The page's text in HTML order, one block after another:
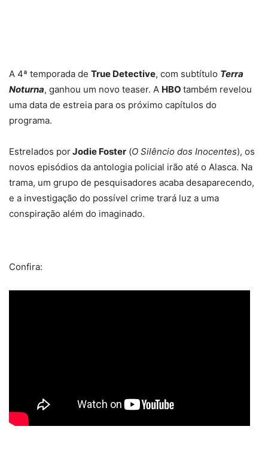
A 4ª temporada de True Detective, com subtítulo Terra
Noturna, ganhou um novo teaser. A HBO também revelou
uma data de estreia para os próximo capítulos do
programa.
Estrelados porJodie Foster (O Silêncio dos Inocentes), os
novos episódios da antologia policial irão até o Alasca. Na
trama, um grupo de pesquisadores acaba desaparecendo,
e a investigação do possível crime trará luz a uma
conspiração além do imaginado.
Confira: